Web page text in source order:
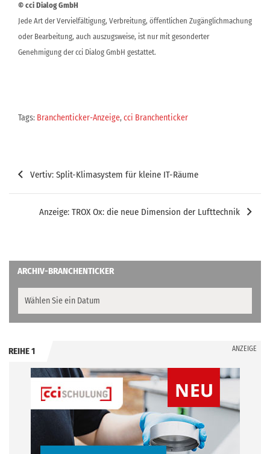
© cci Dialog GmbH
Jede Art der Vervielfältigung, Verbreitung, öffentlichen Zugänglichmachung
oder Bearbeitung, auch auszugsweise, ist nur mit gesonderter
Genehmigung der cci Dialog GmbH gestattet.
Tags: Branchenticker-Anzeige,cci Branchenticker
Beitragsnavigation
Vertiv: Split-Klimasystem für kleine IT-Räume
Anzeige: TROX Ox: die neue Dimension der Lufttechnik
ARCHIV-BRANCHENTICKER
REIHE 1 ANZEIGE